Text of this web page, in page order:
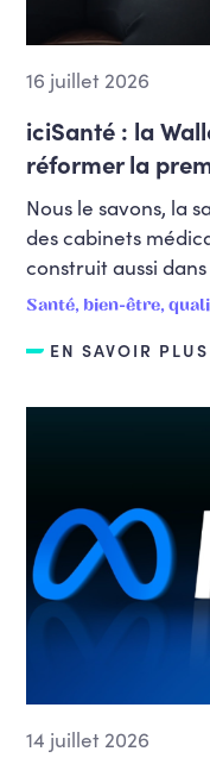
16 juillet 2026
iciSanté : la
réformer la
Nous le savons, la
des cabinets
construit aussi
Santé, bien-être,
EN SAVOIR PLUS
14 juillet 2026